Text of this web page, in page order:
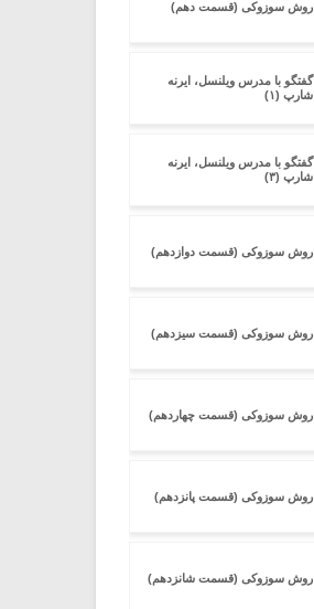
روش سوزوکی (قسمت دهم)
گفتگو با مدرس ویلنسل، ایرنه
شارپ (۱)
گفتگو با مدرس ویلنسل، ایرنه
شارپ (۳)
روش سوزوکی (قسمت دوازدهم)
روش سوزوکی (قسمت سیزدهم)
روش سوزوکی (قسمت چهاردهم)
روش سوزوکی (قسمت پانزدهم)
روش سوزوکی (قسمت شانزدهم)